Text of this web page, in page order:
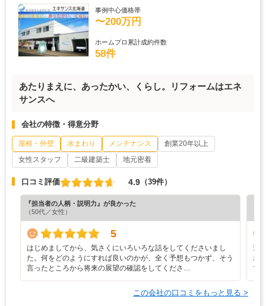
事例中心価格帯
〜200万円
ホームプロ累計成約件数
58件
あたりまえに、あったかい、くらし。リフォームはエネ
サンスへ
会社の特徴・得意分野
屋根・外壁 水まわり メンテナンス
創業20年以上
女性スタッフ
二級建築士 地元密着
口コミ評価 4.9 （39件）
『担当者の人柄・説明力』が良かった
（50代／女性）
5
はじめましてから、気さくにいろいろな話をしてくださいまし
た。何をどのようにすれば良いのかが、全く予想もつかず、そう
言ったところから将来の展望の確認をしてくださ…
遠
わ
て
この会社の口コミをもっと見る >